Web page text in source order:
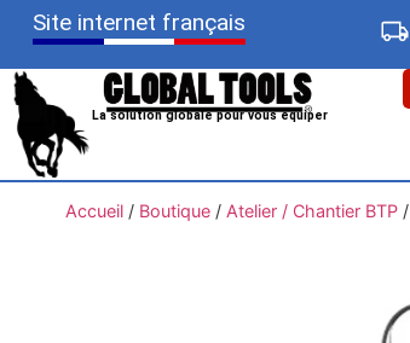
Site internet français
La solution globale pour vous équiper
Accueil/ Boutique/ Atelier / Chantier BTP/